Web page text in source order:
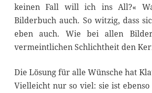
keinen Fall will ich ins All?«
Bilderbuch auch. So witzig, dass
eben auch. Wie bei allen
vermeintlichen Schlichtheit den
Die Lösung für alle Wünsche hat
Vielleicht nur so viel: sie ist